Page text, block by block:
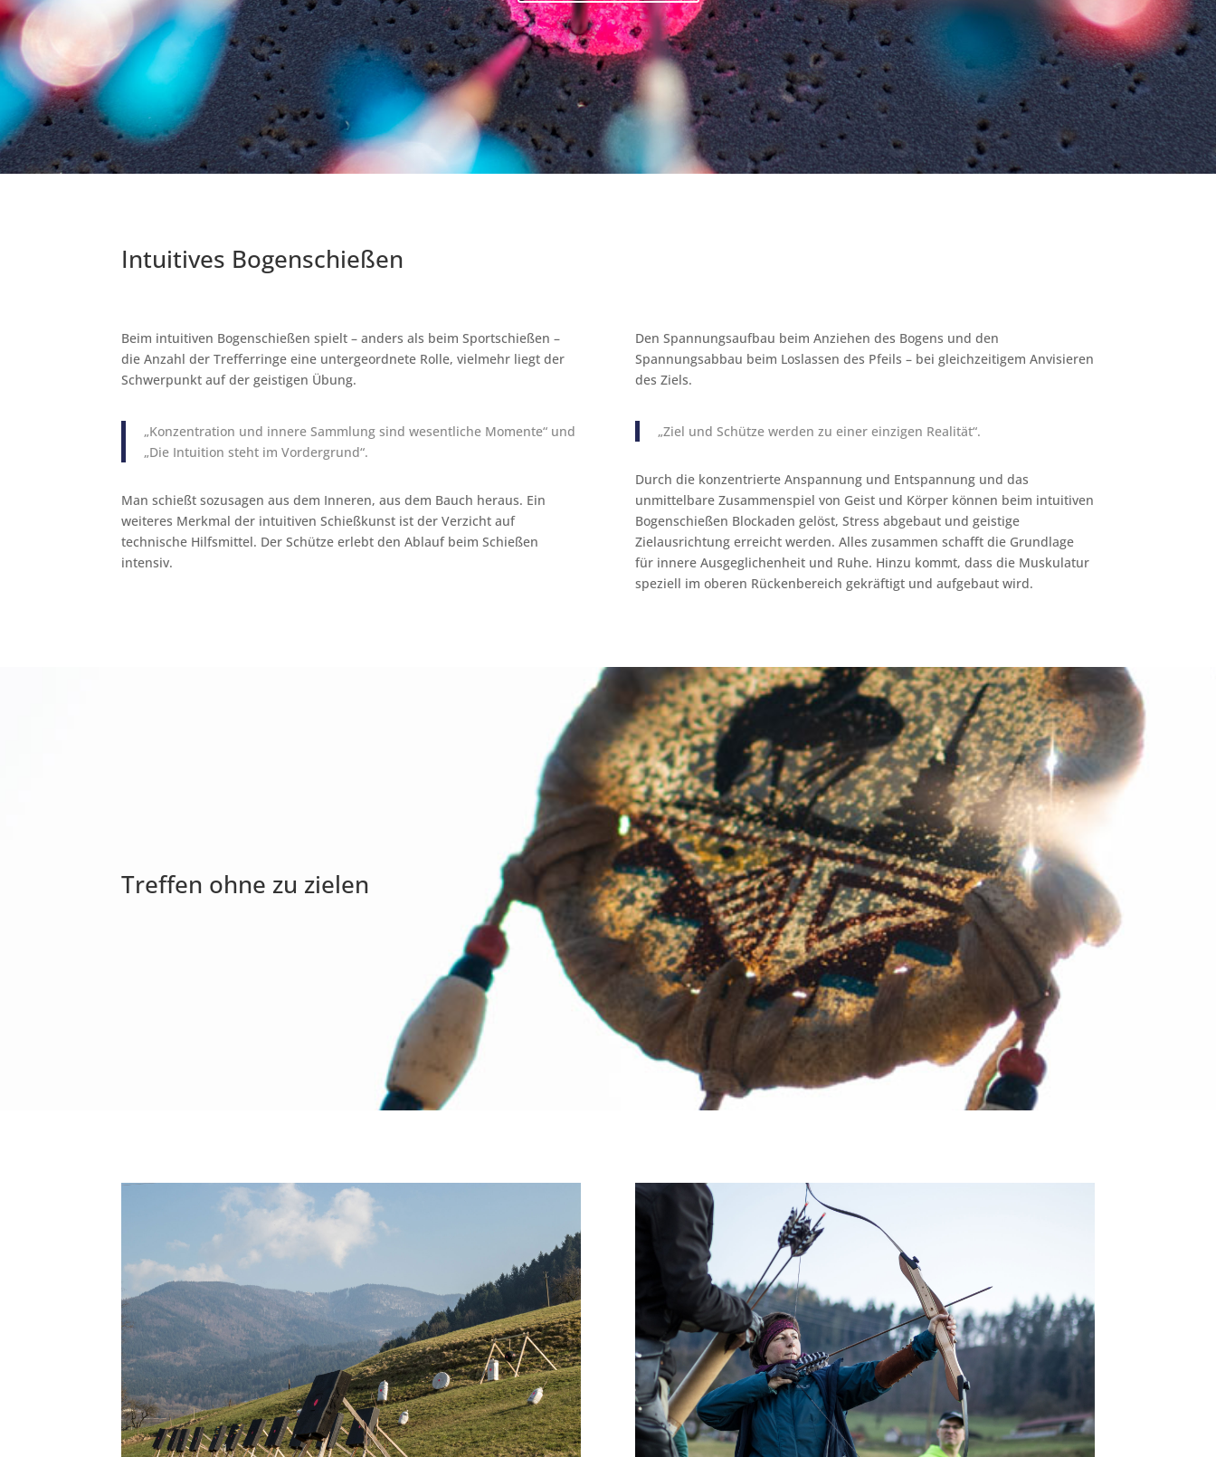
Intuitives Bogenschießen
Beim intuitiven Bogenschießen spielt – anders als beim Sportschießen –
die Anzahl der Trefferringe eine untergeordnete Rolle, vielmehr liegt der
Schwerpunkt auf der geistigen Übung.
„Konzentration und innere Sammlung sind wesentliche Momente“ und
„Die Intuition steht im Vordergrund“.
Man schießt sozusagen aus dem Inneren, aus dem Bauch heraus. Ein
weiteres Merkmal der intuitiven Schießkunst ist der Verzicht auf
technische Hilfsmittel. Der Schütze erlebt den Ablauf beim Schießen
intensiv.
Den Spannungsaufbau beim Anziehen des Bogens und den
Spannungsabbau beim Loslassen des Pfeils – bei gleichzeitigem Anvisieren
des Ziels.
„Ziel und Schütze werden zu einer einzigen Realität“.
Durch die konzentrierte Anspannung und Entspannung und das
unmittelbare Zusammenspiel von Geist und Körper können beim intuitiven
Bogenschießen Blockaden gelöst, Stress abgebaut und geistige
Zielausrichtung erreicht werden. Alles zusammen schafft die Grundlage
für innere Ausgeglichenheit und Ruhe. Hinzu kommt, dass die Muskulatur
speziell im oberen Rückenbereich gekräftigt und aufgebaut wird.
Treffen ohne zu zielen